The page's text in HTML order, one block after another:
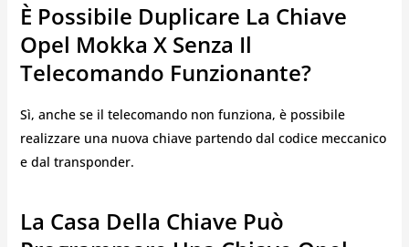
È Possibile Duplicare La Chiave
Opel Mokka X Senza Il
Telecomando Funzionante?
Sì, anche se il telecomando non funziona, è possibile
realizzare una nuova chiave partendo dal codice meccanico
e dal transponder.
La Casa Della Chiave Può